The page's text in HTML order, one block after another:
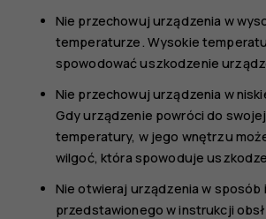
Nie przechowuj urządzenia w
temperaturze. Wysokie
spowodować uszkodzenie
Nie przechowuj urządzenia w
Gdy urządzenie powróci do
temperatury, w jego wnętrzu
wilgoć, która spowoduje
Nie otwieraj urządzenia w sposób
przedstawionego w instrukcji